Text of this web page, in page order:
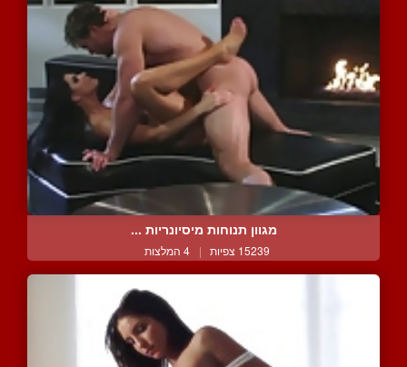
מגוון תנוחות מיסיונריות ...
15239 צפיות | 4 המלצות